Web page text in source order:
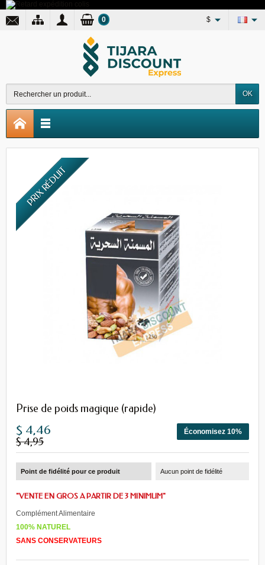
$
OK
0
PRIX RÉDUIT
Prise de poids magique (rapide)
Économisez 10%
$ 4,46
$ 4,95
Point de fidélité pour ce produit Aucun point de fidélité
"VENTE EN GROS A PARTIR DE 3 MINIMUM"
Complément Alimentaire
100% NATUREL
SANS CONSERVATEURS